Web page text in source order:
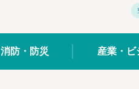
消防・防災 産業・ビ